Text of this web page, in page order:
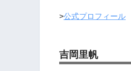
>公式プロフィール
吉岡里帆